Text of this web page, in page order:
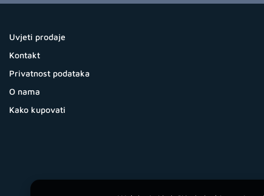
Uvjeti prodaje
Kontakt
Privatnost podataka
O nama
Kako kupovati